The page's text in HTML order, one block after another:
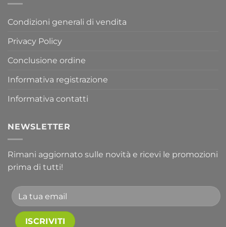
Condizioni generali di vendita
Privacy Policy
Conclusione ordine
Informativa registrazione
Informativa contatti
NEWSLETTER
Rimani aggiornato sulle novità e ricevi le promozioni
prima di tutti!